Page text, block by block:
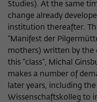
Studies). At the same
change already
institution thereafter.
“Manifest der
mothers) written by the
this “class”, Michal
makes a number of
later years, including
Wissenschaftskolleg to